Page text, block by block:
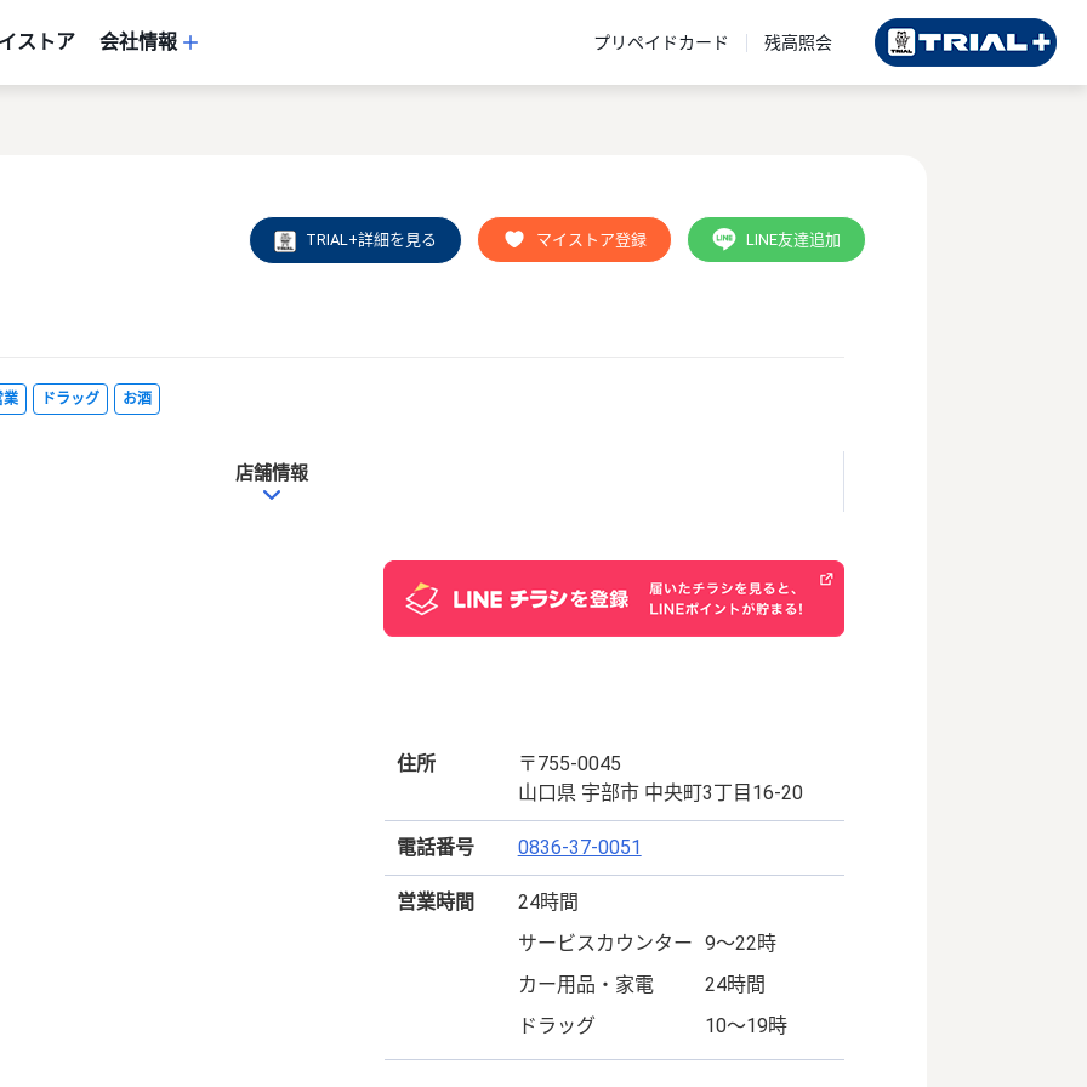
ストア 会社情報 プリペイドカード 残高照会
業 ドラッグ お酒
TRIAL+詳細を見る マイストア登録 LINE友達追加
店舗情報
住所
〒755-0045
山口県 宇部市 中央町3丁目16-20
電話番号 0836-37-0051
営業時間
24時間
サービスカウンター 9～22時
カー用品・家電
24時間
ドラッグ
10～19時